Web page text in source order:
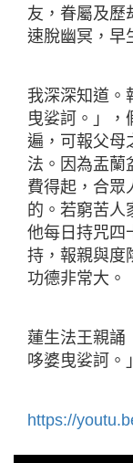
友，眷屬及歷
速脫幽冥，早
我深深知道。
曳娑訶。」，
遍，可報父母
法。因為盂蘭
費得起，合眾
的。若窮苦人
他每日持咒四
持，報親與度
功德非常大。
蓮生法王親誦
哆婆曳娑訶。」
https://